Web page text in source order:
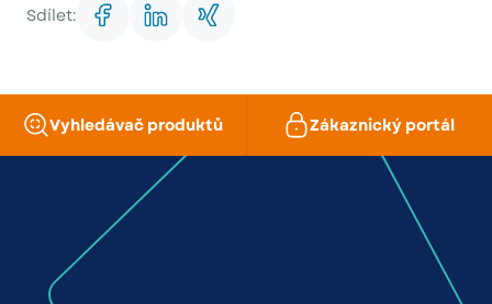
Sdílet:
Vyhledávač produktů Zákaznický portál